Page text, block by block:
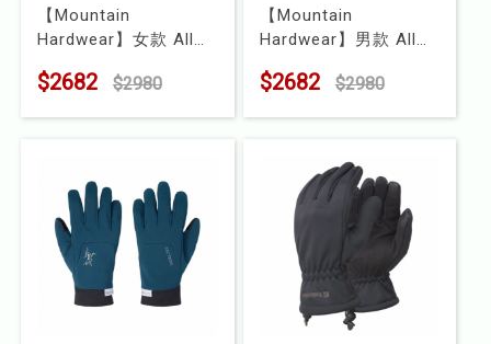
【Mountain
Hardwear】女款 All
暖防水手套
$2682 $2980
【Mountain
Hardwear】男款 All
暖防水手套
$2682 $2980